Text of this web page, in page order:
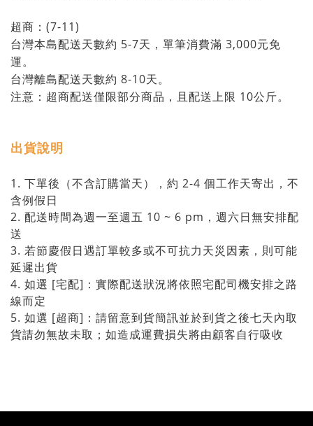
超商：(7-11)
台灣本島配送天數約 5-7天，單筆消費滿 3,000元免
運。
台灣離島配送天數約 8-10天。
注意：超商配送僅限部分商品，且配送上限 10公斤。
出貨說明
1. 下單後（不含訂購當天），約 2-4 個工作天寄出，不
含例假日
2. 配送時間為週一至週五 10 ~ 6 pm，週六日無安排配
送
3. 若節慶假日遇訂單較多或不可抗力天災因素，則可能
延遲出貨
4. 如選 [宅配]：實際配送狀況將依照宅配司機安排之路
線而定
5. 如選 [超商]：請留意到貨簡訊並於到貨之後七天內取
貨請勿無故未取；如造成運費損失將由顧客自行吸收